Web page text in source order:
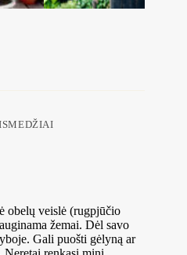
obelų veislė (rugpjūčio
žemai. Dėl savo
Gali puošti gėlyną ar